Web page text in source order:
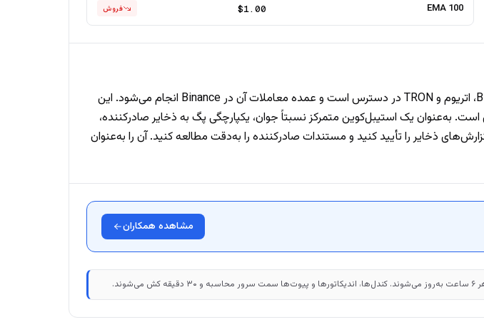
EMA 100
$1.00 فروش
United Stables (U) یک استیبل‌کوین وابسته به دلار آمریکا است که در BNB Smart Chain، اتریوم و TRON در دسترس است و عمده معاملات آن در Binance انجام می‌شود. این
کریپتو و معادل‌های نقدی است. به‌عنوان یک استیبل‌کوین متمرکز نسبتاً جوان، یکپارچگی پگ به ذخایر صادرکننده،
ذخایر را تأیید کنید و مستندات صادرکننده را به‌دقت مطالعه کنید. آن را به‌عنوان
مشاهده همکاران